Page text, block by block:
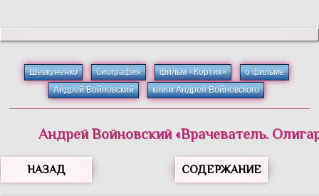
Шевкуненко биография фильм «Кортик»
о фильме
Андрей Войновский
книги Андрея Войновского
Андрей Войновский«Врачеватель.
НАЗАД СОДЕРЖАНИЕ